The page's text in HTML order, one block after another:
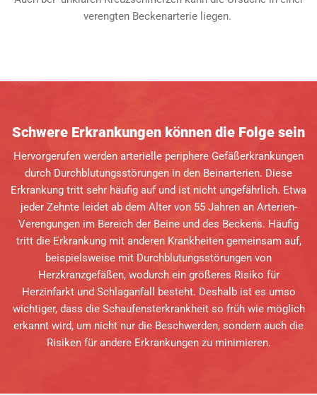
verengten Beckenarterie liegen.
Schwere Erkrankungen können die Folge sein
Hervorgerufen werden arterielle periphere Gefäßerkrankungen
durch Durchblutungsstörungen in den Beinarterien. Diese
Erkrankung tritt sehr häufig auf und ist nicht ungefährlich. Etwa
jeder Zehnte leidet ab dem Alter von 55 Jahren an Arterien-
Verengungen im Bereich der Beine und des Beckens. Häufig
tritt die Erkrankung mit anderen Krankheiten gemeinsam auf,
beispielsweise mit Durchblutungsstörungen von
Herzkranzgefäßen, wodurch ein größeres Risiko für
Herzinfarkt und Schlaganfall besteht. Deshalb ist es umso
wichtiger, dass die Schaufensterkrankheit so früh wie möglich
erkannt wird, um nicht nur die Beschwerden, sondern auch die
Risiken für andere Erkrankungen zu minimieren.